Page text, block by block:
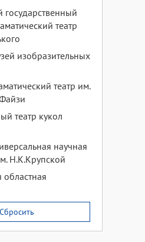
государственный
театр
изобразительных
театр им.
театр кукол
научная
Н.К.Крупской
областная
Сбросить